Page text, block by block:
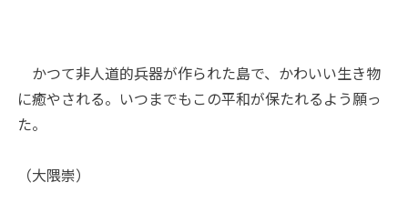
かつて非人道的兵器が作られた島で、かわいい生き物
に癒やされる。いつまでもこの平和が保たれるよう願っ
た。
（大隈崇）